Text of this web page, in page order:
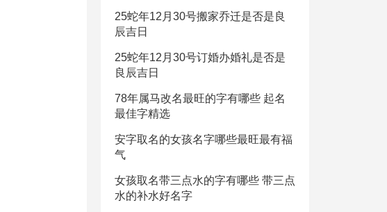
25蛇年12月30号搬家乔迁是否是良
辰吉日
25蛇年12月30号订婚办婚礼是否是
良辰吉日
78年属马改名最旺的字有哪些 起名
最佳字精选
安字取名的女孩名字哪些最旺最有福
气
女孩取名带三点水的字有哪些 带三点
水的补水好名字